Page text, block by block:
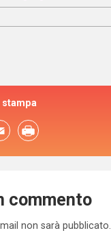
commento
non sarà pubblicato.